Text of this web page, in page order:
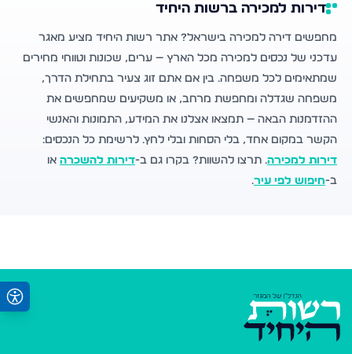
דירות למכירה ברשות היחיד
מחפשים דירה למכירה בישראל? אתר רשות היחיד מציע מאגר
עדכני של נכסים למכירה מכל הארץ — ערים, שכונות וטווחי מחירים
שמתאימים לכל משפחה. בין אם אתם זוג צעיר בתחילת הדרך,
משפחה שגדלה ומחפשת מרחב, או משקיעים שמחפשים את
ההזדמנות הבאה — תמצאו אצלנו את המידע, התמונות והאנשי
הקשר במקום אחד, בלי הסחות ובלי לחץ. לרשימת כל הנכסים:
דירות למכירה. תרצו להשוות? בקרו גם ב-דירות להשכרה או
ב-חיפוש לפי עיר.